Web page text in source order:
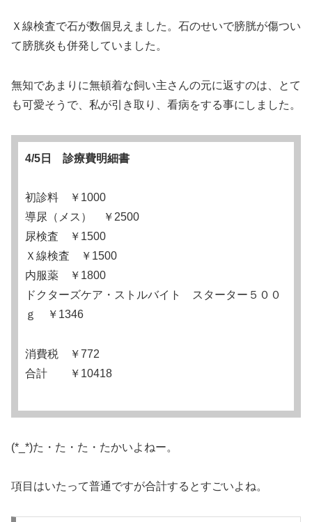
Ｘ線検査で石が数個見えました。石のせいで膀胱が傷つい
て膀胱炎も併発していました。
無知であまりに無頓着な飼い主さんの元に返すのは、とて
も可愛そうで、私が引き取り、看病をする事にしました。
4/5日 診療費明細書
初診料 ￥1000
導尿（メス） ￥2500
尿検査 ￥1500
Ｘ線検査 ￥1500
内服薬 ￥1800
ドクターズケア・ストルバイト スターター５００
ｇ ￥1346
消費税 ￥772
合計 ￥10418
(*_*)た・た・た・たかいよねー。
項目はいたって普通ですが合計するとすごいよね。